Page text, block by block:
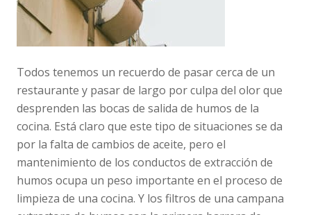
Todos tenemos un recuerdo de pasar cerca de un
restaurante y pasar de largo por culpa del olor que
desprenden las bocas de salida de humos de la
cocina. Está claro que este tipo de situaciones se da
por la falta de cambios de aceite, pero el
mantenimiento de los conductos de extracción de
humos ocupa un peso importante en el proceso de
limpieza de una cocina. Y los filtros de una campana